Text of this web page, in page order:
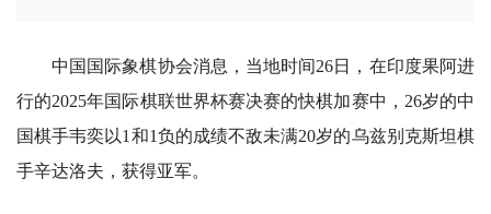
中国国际象棋协会消息，当地时间26日，在印度果阿进
行的2025年国际棋联世界杯赛决赛的快棋加赛中，26岁的中
国棋手韦奕以1和1负的成绩不敌未满20岁的乌兹别克斯坦棋
手辛达洛夫，获得亚军。